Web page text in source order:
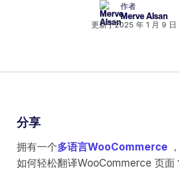
作者
Merve Alsan
更新于2025 年 1 月 9 日
拥有一个多语言WooCommerce
如何轻松翻译WooCommerce 页面
分享